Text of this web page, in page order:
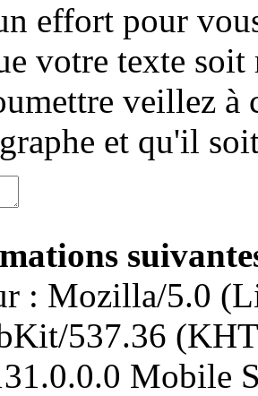
effort pour
votre texte
veillez à
et qu'il
: Mozilla/5.0
537.36
Mobile